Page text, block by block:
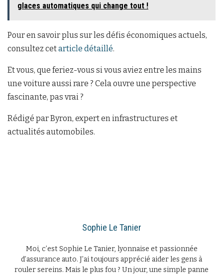
glaces automatiques qui change tout !
Pour en savoir plus sur les défis économiques actuels,
consultez cetarticle détaillé.
Et vous, que feriez-vous si vous aviez entre les mains
une voiture aussi rare ? Cela ouvre une perspective
fascinante, pas vrai ?
Rédigé par Byron, expert en infrastructures et
actualités automobiles.
Sophie Le Tanier
Moi, c’est Sophie Le Tanier, lyonnaise et passionnée
d’assurance auto. J’ai toujours apprécié aider les gens à
rouler sereins. Mais le plus fou ? Un jour, une simple panne